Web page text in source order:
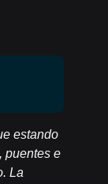
estando
puentes e
La